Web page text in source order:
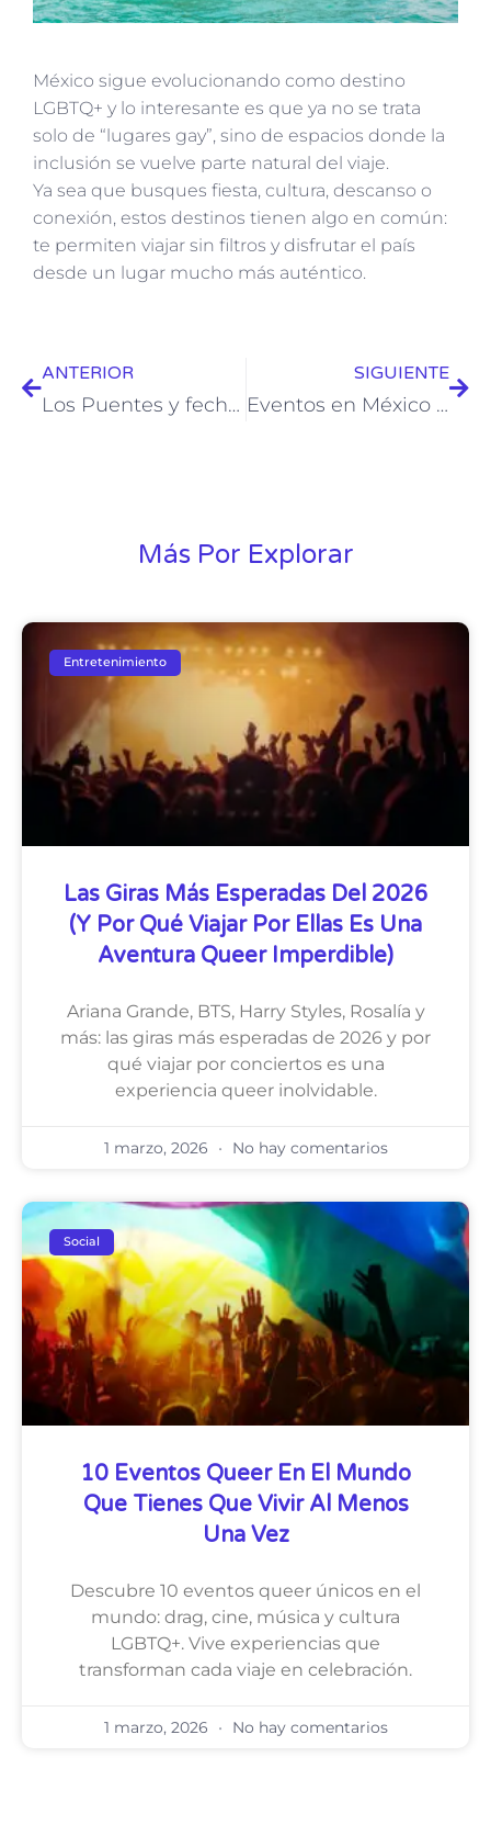
México sigue evolucionando como destino
LGBTQ+ y lo interesante es que ya no se trata
solo de “lugares gay”, sino de espacios donde la
inclusión se vuelve parte natural del viaje.
Ya sea que busques fiesta, cultura, descanso o
conexión, estos destinos tienen algo en común:
te permiten viajar sin filtros y disfrutar el país
desde un lugar mucho más auténtico.
ANTERIOR
Los Puentes y fechas clave para Viajar este año
SIGUIENTE
Eventos en México que la comunidad LGBTQ+ suele amar (aunque no sean “eventos queer”)
Más Por Explorar
Entretenimiento
Las Giras Más Esperadas Del 2026
(y Por Qué Viajar Por Ellas Es Una
Aventura Queer Imperdible)
Ariana Grande, BTS, Harry Styles, Rosalía y
más: las giras más esperadas de 2026 y por
qué viajar por conciertos es una
experiencia queer inolvidable.
1 marzo, 2026 No hay comentarios
Social
10 Eventos Queer En El Mundo
Que Tienes Que Vivir Al Menos
Una Vez
Descubre 10 eventos queer únicos en el
mundo: drag, cine, música y cultura
LGBTQ+. Vive experiencias que
transforman cada viaje en celebración.
1 marzo, 2026 No hay comentarios